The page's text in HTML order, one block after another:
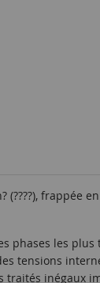
phases les
tensions
inégaux